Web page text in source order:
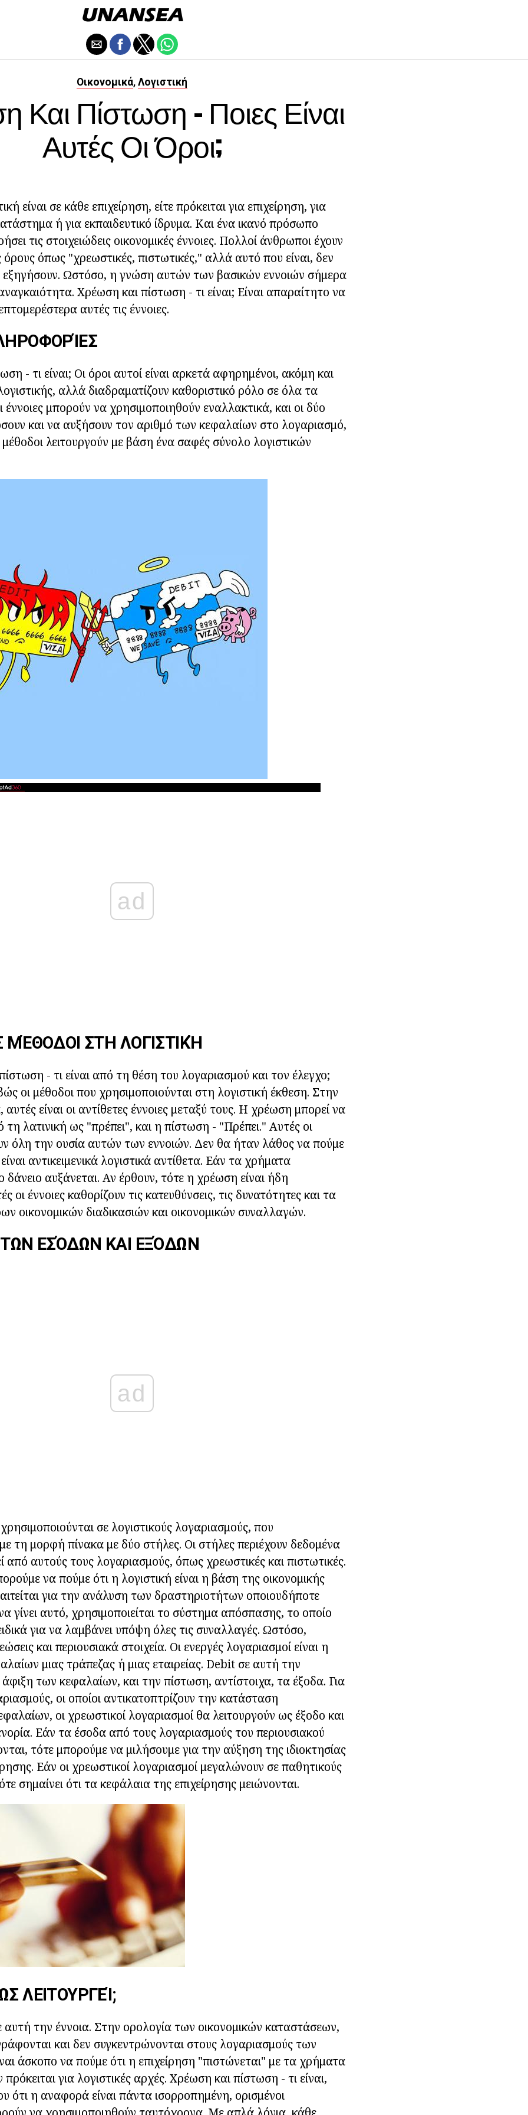
Οικονομικά, Λογιστική
Και Πίστωση - Ποιες Είναι
Αυτές Οι Όροι;
είναι σε κάθε επιχείρηση, είτε πρόκειται για επιχείρηση, για
ή για εκπαιδευτικό ίδρυμα. Και ένα ικανό πρόσωπο
τις στοιχειώδεις οικονομικές έννοιες. Πολλοί άνθρωποι έχουν
όρους όπως "χρεωστικές, πιστωτικές," αλλά αυτό που είναι, δεν
εξηγήσουν. Ωστόσο, η γνώση αυτών των βασικών εννοιών σήμερα
Χρέωση και πίστωση - τι είναι; Είναι απαραίτητο να
αυτές τις έννοιες.
- τι είναι; Οι όροι αυτοί είναι αρκετά αφηρημένοι, ακόμη και
αλλά διαδραματίζουν καθοριστικό ρόλο σε όλα τα
έννοιες μπορούν να χρησιμοποιηθούν εναλλακτικά, και οι δύο
και να αυξήσουν τον αριθμό των κεφαλαίων στο λογαριασμό,
λειτουργούν με βάση ένα σαφές σύνολο λογιστικών
ad
ΜΈΘΟΔΟΙ ΣΤΗ ΛΟΓΙΣΤΙΚΉ
- τι είναι από τη θέση του λογαριασμού και τον έλεγχο;
οι μέθοδοι που χρησιμοποιούνται στη λογιστική έκθεση. Στην
είναι οι αντίθετες έννοιες μεταξύ τους. Η χρέωση μπορεί να
λατινική ως "πρέπει", και η πίστωση - "Πρέπει." Αυτές οι
όλη την ουσία αυτών των εννοιών. Δεν θα ήταν λάθος να πούμε
είναι αντικειμενικά λογιστικά αντίθετα. Εάν τα χρήματα
δάνειο αυξάνεται. Αν έρθουν, τότε η χρέωση είναι ήδη
οι έννοιες καθορίζουν τις κατευθύνσεις, τις δυνατότητες και τα
οικονομικών διαδικασιών και οικονομικών συναλλαγών.
ΤΩΝ ΕΣΌΔΩΝ ΚΑΙ ΕΞΌΔΩΝ
ad
σε λογιστικούς λογαριασμούς, που
τη μορφή πίνακα με δύο στήλες. Οι στήλες περιέχουν δεδομένα
από αυτούς τους λογαριασμούς, όπως χρεωστικές και πιστωτικές.
να πούμε ότι η λογιστική είναι η βάση της οικονομικής
για την ανάλυση των δραστηριοτήτων οποιουδήποτε
γίνει αυτό, χρησιμοποιείται το σύστημα απόσπασης, το οποίο
για να λαμβάνει υπόψη όλες τις συναλλαγές. Ωστόσο,
και περιουσιακά στοιχεία. Οι ενεργές λογαριασμοί είναι η
μιας τράπεζας ή μιας εταιρείας. Debit σε αυτή την
των κεφαλαίων, και την πίστωση, αντίστοιχα, τα έξοδα. Για
οι οποίοι αντικατοπτρίζουν την κατάσταση
οι χρεωστικοί λογαριασμοί θα λειτουργούν ως έξοδο και
Εάν τα έσοδα από τους λογαριασμούς του περιουσιακού
τότε μπορούμε να μιλήσουμε για την αύξηση της ιδιοκτησίας
Εάν οι χρεωστικοί λογαριασμοί μεγαλώνουν σε παθητικούς
σημαίνει ότι τα κεφάλαια της επιχείρησης μειώνονται.
ΛΕΙΤΟΥΡΓΕΊ;
την έννοια. Στην ορολογία των οικονομικών καταστάσεων,
και δεν συγκεντρώνονται στους λογαριασμούς των
άσκοπο να πούμε ότι η επιχείρηση "πιστώνεται" με τα χρήματα
για λογιστικές αρχές. Χρέωση και πίστωση - τι είναι,
ότι η αναφορά είναι πάντα ισορροπημένη, ορισμένοι